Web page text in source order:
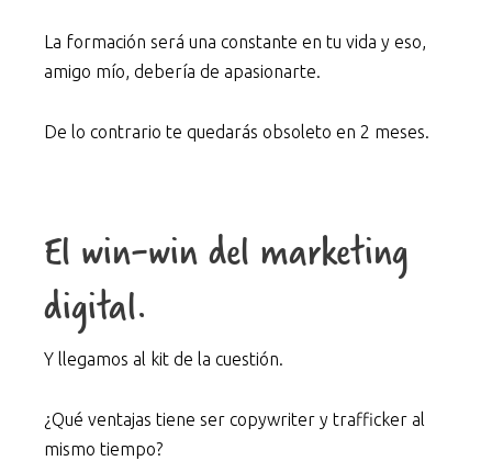
La formación será una constante en tu vida y eso,
amigo mío, debería de apasionarte.
De lo contrario te quedarás obsoleto en 2 meses.
El win-win del marketing
digital.
Y llegamos al kit de la cuestión.
¿Qué ventajas tiene ser copywriter y trafficker al
mismo tiempo?